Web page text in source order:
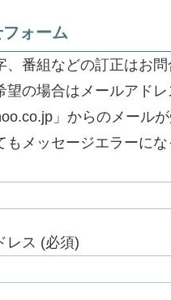
ォーム
、番組などの訂正はお
望の場合はメールアド
」からのメール
もメッセージエラーにな
レス (必須)